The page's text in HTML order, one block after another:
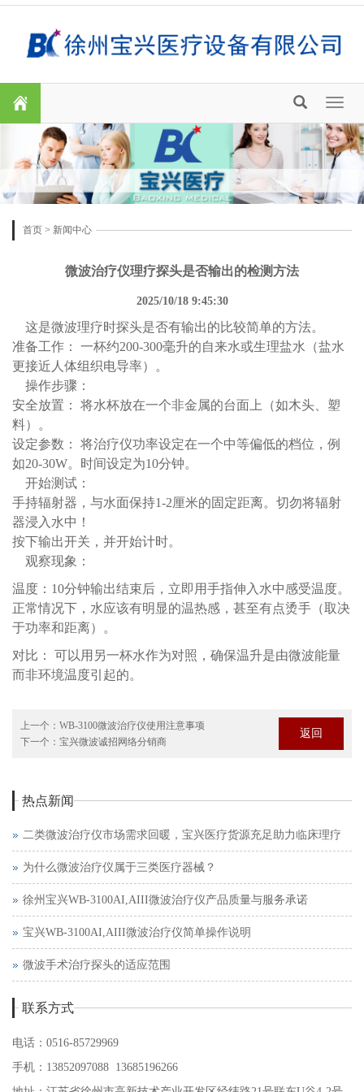
首页 > 新闻中心
微波治疗仪理疗探头是否输出的检测方法
2025/10/18 9:45:30
这是微波理疗时探头是否有输出的比较简单的方法。
准备工作： 一杯约200-300毫升的自来水或生理盐水（盐水
更接近人体组织电导率）。
操作步骤：
安全放置： 将水杯放在一个非金属的台面上（如木头、塑
料）。
设定参数： 将治疗仪功率设定在一个中等偏低的档位，例
如20-30W。时间设定为10分钟。
开始测试：
手持辐射器，与水面保持1-2厘米的固定距离。切勿将辐射
器浸入水中！
按下输出开关，并开始计时。
观察现象：
温度：10分钟输出结束后，立即用手指伸入水中感受温度。
正常情况下，水应该有明显的温热感，甚至有点烫手（取决
于功率和距离）。
对比： 可以用另一杯水作为对照，确保温升是由微波能量
而非环境温度引起的。
上一个： WB-3100微波治疗仪使用注意事项
下一个： 宝兴微波诚招网络分销商
返回
热点新闻
二类微波治疗仪市场需求回暖，宝兴医疗货源充足助力临床理疗
为什么微波治疗仪属于三类医疗器械？
徐州宝兴WB-3100AI,AIII微波治疗仪产品质量与服务承诺
宝兴WB-3100AI,AIII微波治疗仪简单操作说明
微波手术治疗探头的适应范围
联系方式
电话：0516-85729969
手机：13852097088 13685196266